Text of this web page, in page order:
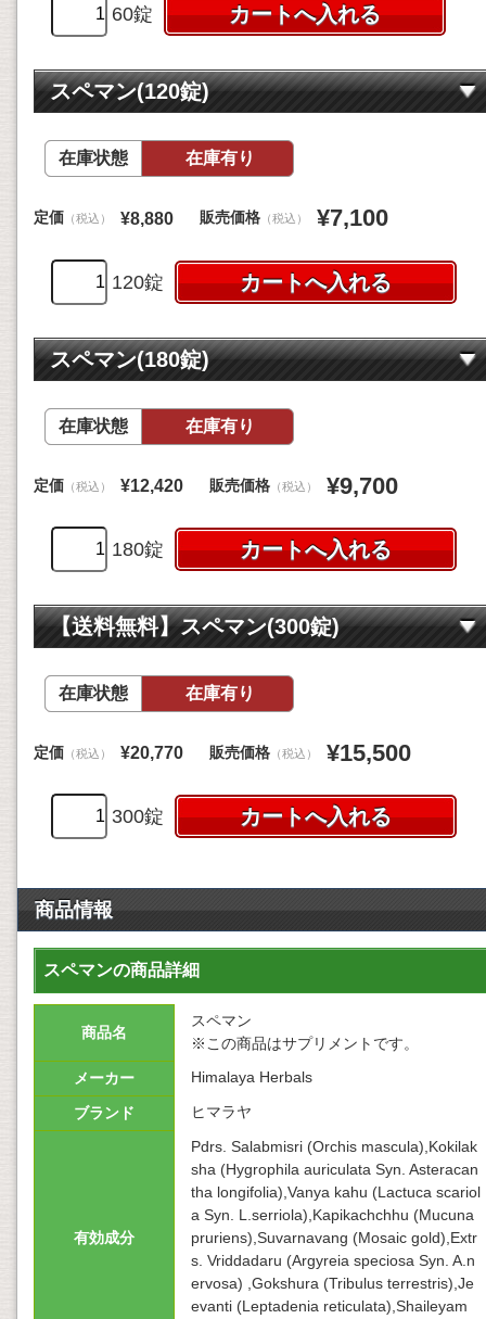
60錠
スペマン(120錠)
在庫状態 在庫有り
定価 （税込） ¥8,880 販売価格 （税込） ¥7,100
120錠
スペマン(180錠)
在庫状態 在庫有り
定価 （税込） ¥12,420 販売価格 （税込） ¥9,700
180錠
【送料無料】スペマン(300錠)
在庫状態 在庫有り
定価 （税込） ¥20,770 販売価格 （税込） ¥15,500
300錠
商品情報
スペマンの商品詳細
商品名
スペマン
※この商品はサプリメントです。
メーカー
Himalaya Herbals
ブランド ヒマラヤ
有効成分
Pdrs. Salabmisri (Orchis mascula),Kokilak
sha (Hygrophila auriculata Syn. Asteracan
tha longifolia),Vanya kahu (Lactuca scariol
a Syn. L.serriola),Kapikachchhu (Mucuna
pruriens),Suvarnavang (Mosaic gold),Extr
s. Vriddadaru (Argyreia speciosa Syn. A.n
ervosa) ,Gokshura (Tribulus terrestris),Je
evanti (Leptadenia reticulata),Shaileyam